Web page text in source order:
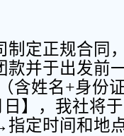
制定正规合同
款并于出发前
含姓名+身份
日】，我社将
定时间和地